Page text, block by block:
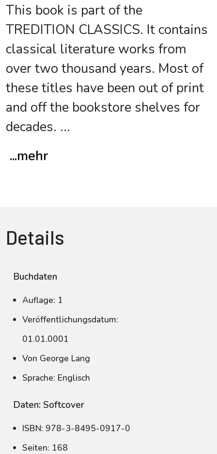
This book is part of the
TREDITION CLASSICS. It contains
classical literature works from
over two thousand years. Most of
these titles have been out of print
and off the bookstore shelves for
decades. ...
...mehr
Details
Buchdaten
Auflage: 1
Veröffentlichungsdatum:
01.01.0001
Von George Lang
Sprache: Englisch
Daten: Softcover
ISBN: 978-3-8495-0917-0
Seiten: 168